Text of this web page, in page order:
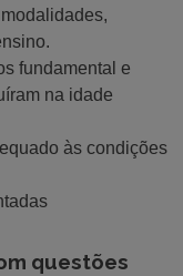
fundamental e
na idade
às condições
questões